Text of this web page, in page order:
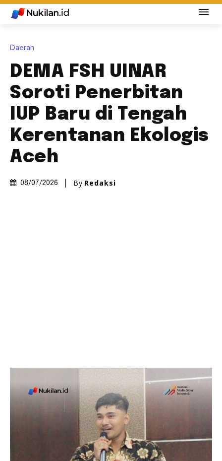
Daerah
DEMA FSH UINAR
Soroti Penerbitan
IUP Baru di Tengah
Kerentanan Ekologis
Aceh
08/07/2026 By Redaksi